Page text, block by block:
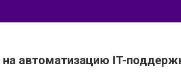
на автоматизацию IT-